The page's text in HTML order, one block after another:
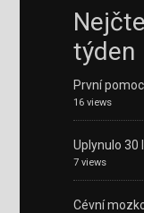
týden
První
16 views
Uplynulo 30
7 views
Cévní